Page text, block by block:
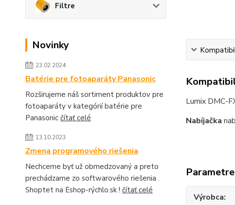
Filtre
Novinky
23.02.2024
Batérie pre fotoaparáty Panasonic
Rozširujeme náš sortiment produktov pre
fotoaparáty v kategórií batérie pre
Panasonic čítať celé
13.10.2023
Zmena programového riešenia
Nechceme byť už obmedzovaný a preto
prechádzame zo softwarového riešenia
Shoptet na Eshop-rýchlo.sk ! čítať celé
Lumix DMC-
Nabíjačka
Parametre
Výrobca